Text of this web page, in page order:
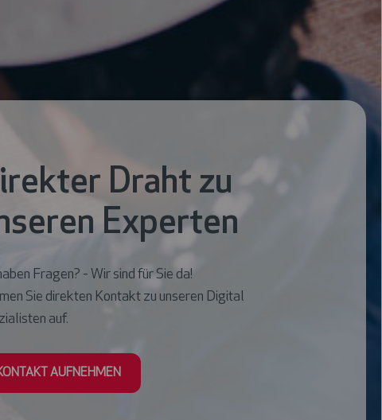
Draht zu
Experten
Fragen? - Wir sind für Sie da!
Sie direkten Kontakt zu unseren Digital
auf.
AUFNEHMEN